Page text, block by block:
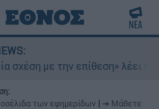
με την επίθεση» λέει η
των εφημερίδων
➔ Μάθετε